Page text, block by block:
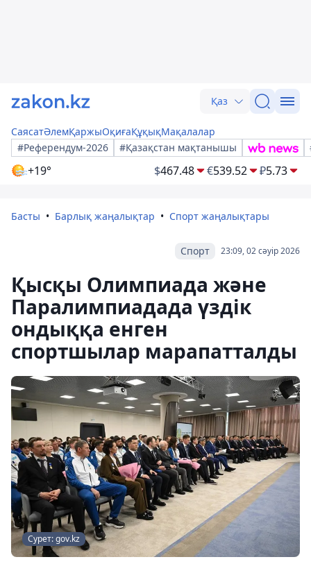
Қаз
СаясатӘлемҚаржыОқиғаҚұқықМақалалар
#Референдум-2026
#Қазақстан мақтанышы
+19° $467.48 €539.52 ₽5.73
Басты Барлық жаңалықтар Спорт жаңалықтары
23:09, 02 сәуір 2026
Спорт
Қысқы Олимпиада және
Паралимпиадада үздік
ондыққа енген
спортшылар марапатталды
Сурет: gov.kz